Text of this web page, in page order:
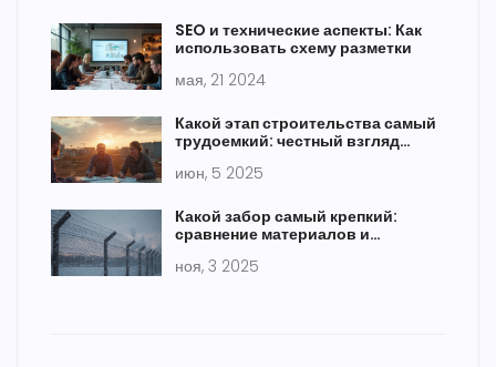
SEO и технические аспекты: Как
использовать схему разметки
мая, 21 2024
Какой этап строительства самый
трудоемкий: честный взгляд
июн, 5 2025
Какой забор самый крепкий:
сравнение материалов и
ноя, 3 2025